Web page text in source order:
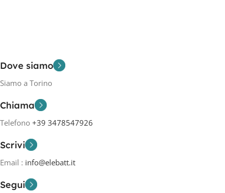
Dove siamo
Siamo a Torino
Chiama
Telefono +39 3478547926
Scrivi
Email : info@elebatt.it
Segui